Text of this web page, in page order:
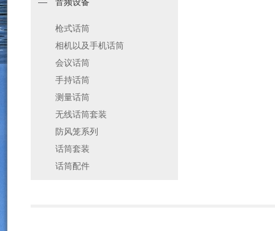
音频设备
枪式话筒
相机以及手机话筒
会议话筒
手持话筒
测量话筒
无线话筒套装
防风笼系列
话筒套装
话筒配件